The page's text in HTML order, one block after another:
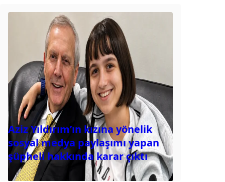
Aziz Yıldırım’ın kızına yönelik
sosyal medya paylaşımı yapan
şüpheli hakkında karar çıktı